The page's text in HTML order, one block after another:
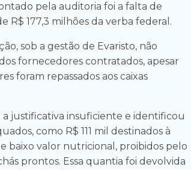
pela auditoria foi a falta de
R$ 177,3 milhões da verba federal.
sob a gestão de Evaristo, não
fornecedores contratados, apesar
foram repassados aos caixas
justificativa insuficiente e identificou
como R$ 111 mil destinados à
baixo valor nutricional, proibidos pelo
prontos. Essa quantia foi devolvida